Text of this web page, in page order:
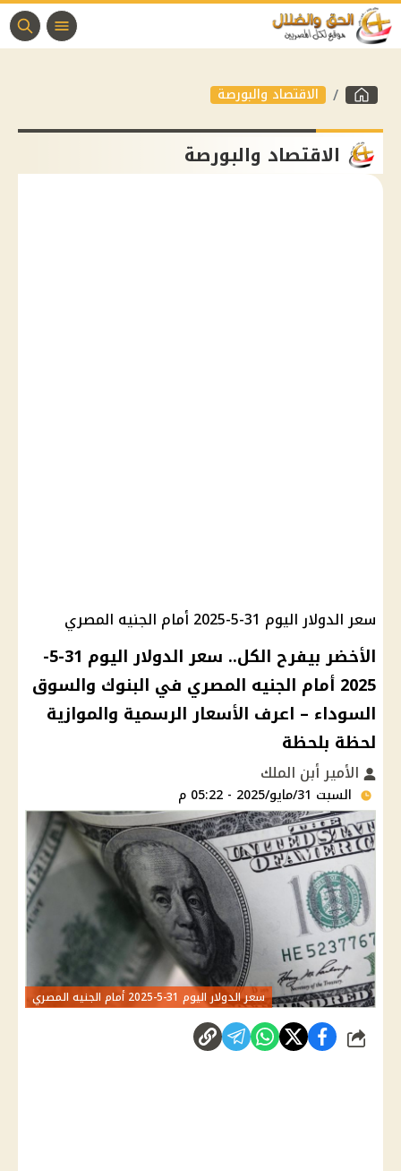
الاقتصاد والبورصة
الاقتصاد والبورصة
سعر الدولار اليوم 31-5-2025 أمام الجنيه المصري
الأخضر بيفرح الكل.. سعر الدولار اليوم 31-5-
2025 أمام الجنيه المصري في البنوك والسوق
السوداء – اعرف الأسعار الرسمية والموازية
لحظة بلحظة
الأمير أبن الملك
السبت 31/مايو/2025 - 05:22 م
سعر الدولار اليوم 31-5-2025 أمام الجنيه المصري
شارك